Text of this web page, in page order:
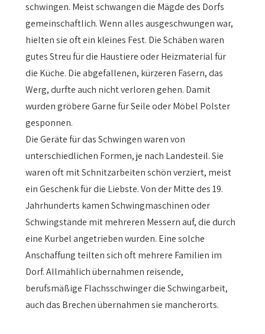
schwingen. Meist schwangen die Mägde des Dorfs
gemeinschaftlich. Wenn alles ausgeschwungen war,
hielten sie oft ein kleines Fest. Die Schäben waren
gutes Streu für die Haustiere oder Heizmaterial für
die Küche. Die abgefallenen, kürzeren Fasern, das
Werg, durfte auch nicht verloren gehen. Damit
wurden gröbere Garne für Seile oder Möbel Polster
gesponnen.
Die Geräte für das Schwingen waren von
unterschiedlichen Formen, je nach Landesteil. Sie
waren oft mit Schnitzarbeiten schön verziert, meist
ein Geschenk für die Liebste. Von der Mitte des 19.
Jahrhunderts kamen Schwingmaschinen oder
Schwingstände mit mehreren Messern auf, die durch
eine Kurbel angetrieben wurden. Eine solche
Anschaffung teilten sich oft mehrere Familien im
Dorf. Allmählich übernahmen reisende,
berufsmäßige Flachsschwinger die Schwingarbeit,
auch das Brechen übernahmen sie mancherorts.